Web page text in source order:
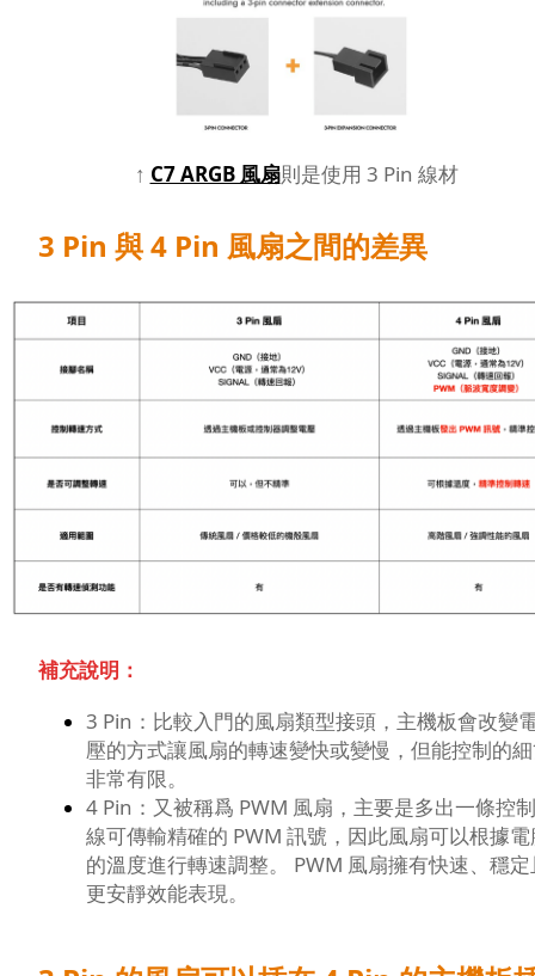
↑ C7 ARGB 風扇則是使用 3 Pin 線材
3 Pin 與 4 Pin 風扇之間的差異
補充說明：
3 Pin：比較入門的風扇類型接頭，主機板會改變
壓的方式讓風扇的轉速變快或變慢，但能控制的
非常有限。
4 Pin：又被稱爲 PWM 風扇，主要是多出一條控制
線可傳輸精確的 PWM 訊號，因此風扇可以根據
的溫度進行轉速調整。 PWM 風扇擁有快速、穩
更安靜效能表現。